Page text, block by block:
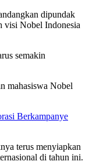
dipundak
visi Nobel Indonesia
semakin
mahasiswa Nobel
Berkampanye
terus menyiapkan
di tahun ini.